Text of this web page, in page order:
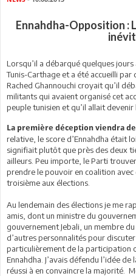
Ennahdha-Opposition
Lorsqu’il a débarqué quelques
Tunis-Carthage et a été accueilli par
Rached Ghannouchi croyait qu’il
militants qui avaient organisé cet
peuple tunisien et qu’il allait
La première déception viendra
relative, le score d’Ennahdha était
signifiait plutôt que près des deux
ailleurs. Peu importe, le Parti
prendre le pouvoir en coalition
troisième aux élections.
Au lendemain des élections je me
amis, dont un ministre du
gouvernement Jebali, un membre
d’autres personnalités pour
particulièrement de la participation
Ennahdha. J’avais défendu l’idée
réussi à en convaincre la majorité.